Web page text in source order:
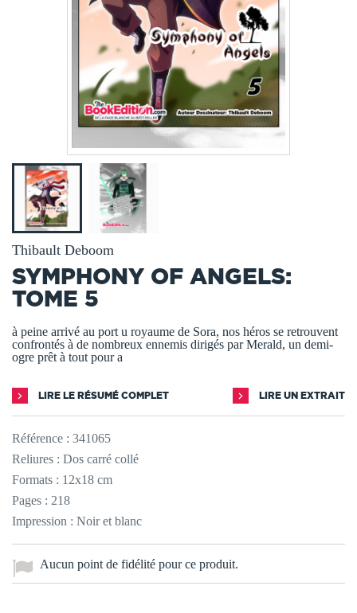
Thibault Deboom
SYMPHONY OF ANGELS:
TOME 5
à peine arrivé au port u royaume de Sora, nos héros se retrouvent
confrontés à de nombreux ennemis dirigés par Merald, un demi-
ogre prêt à tout pour a
LIRE LE RÉSUMÉ COMPLET LIRE UN EXTRAIT
Référence : 341065
Reliures : Dos carré collé
Formats : 12x18 cm
Pages : 218
Impression : Noir et blanc
Aucun point de fidélité pour ce produit.